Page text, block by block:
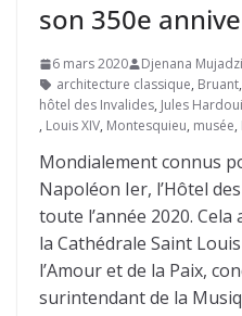
son 350e
6 mars 2020 Djenana
architecture classique, Bruant,
hôtel des Invalides, Jules
, Louis XIV, Montesquieu, musée,
Mondialement connus
Napoléon Ier, l’Hôtel
toute l’année 2020. Cela
la Cathédrale Saint
l’Amour et de la Paix,
surintendant de la